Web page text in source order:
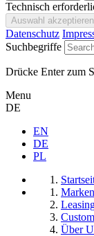
Technisch
Datenschutz
Suchbegriffe
Drücke Enter zum
Menu
DE
EN
DE
PL
Marken
Über